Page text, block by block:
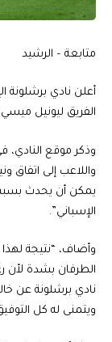
متابعة – الرشيد
أعلن نادي برشلونة
الفريق ليونيل
وذكر موقع النادي،
واللاعب إلى اتفاق
يمكن أن يحدث بسبب
الإسباني”.
وأضاف، “نتيجة
الطرفان بشدة لأن
نادي برشلونة عن
ويتمنى له كل